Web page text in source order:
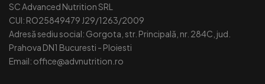
SC Advanced Nutrition SRL
CUI: RO25849479 J29/1263/2009
Adresă sediu social: Gorgota, str. Principală, nr. 284C, jud.
Prahova DN1 Bucuresti - Ploiesti
Email: office@advnutrition.ro